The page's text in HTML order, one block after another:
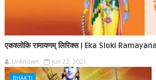
एकश्लोकि रामायणम् लिरिक्स | Eka Sloki
Unknown Jun 22, 2021
BHAKTI